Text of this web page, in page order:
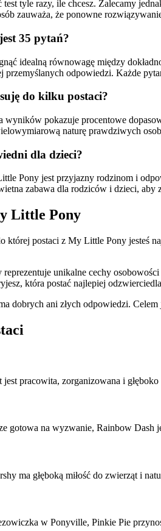
tyle razy, ile chcesz. Zalecamy
zauważa, że ponowne
35 pytań?
idealną równowagę między
przemyślanych odpowiedzi. Każde
do kilku postaci?
wyników pokazuje procentowe
naturę prawdziwych
dla dzieci?
Pony jest przyjazny rodzinom i
zabawa dla rodziców i dzieci,
Little Pony
której postaci z My Little Pony jesteś
reprezentuje unikalne cechy
która postać najlepiej
dobrych ani złych odpowiedzi.
pracowita, zorganizowana i
gotowa na wyzwanie, Rainbow
ma głęboką miłość do zwierząt i
w Ponyville, Pinkie Pie